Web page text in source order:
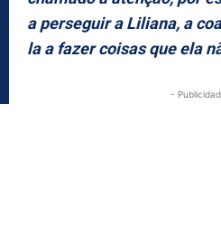
a perseguir a Liliana, a
la a fazer coisas que ela
-